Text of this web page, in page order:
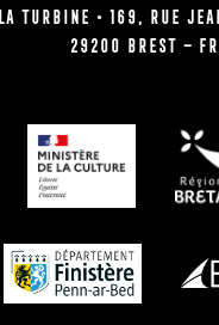
La Turbine • 169, rue
29200 BREST – FR